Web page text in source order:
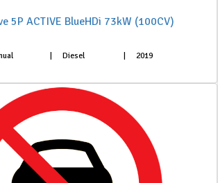
5P ACTIVE BlueHDi 73kW (100CV)
Diesel 2019